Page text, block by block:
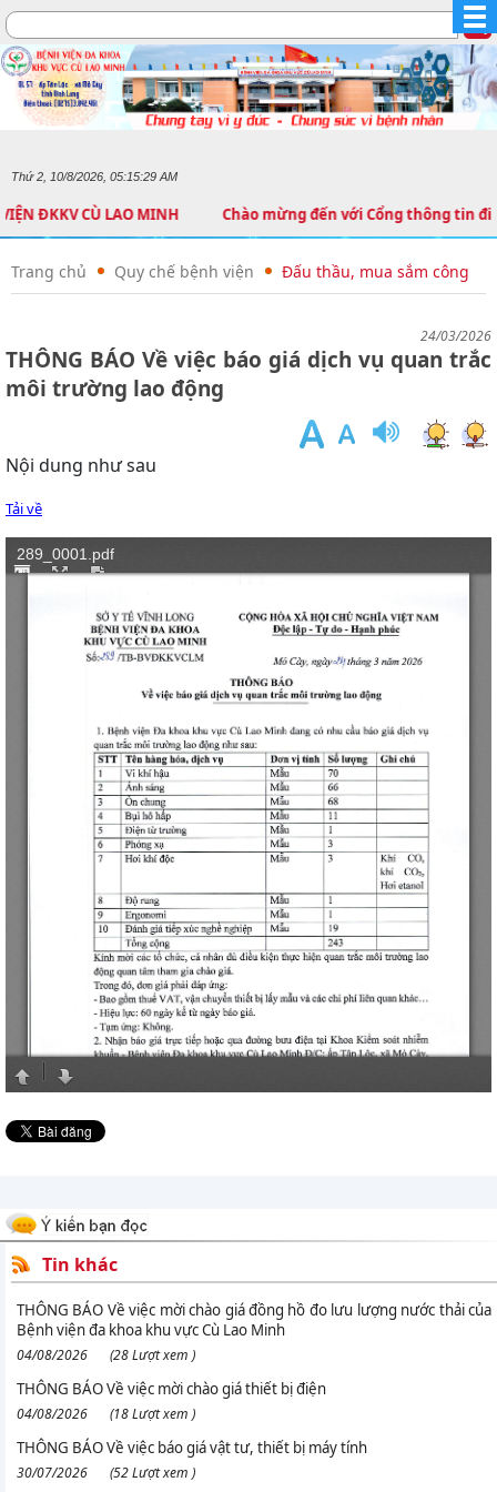
Thứ 2, 10/8/2026, 05:15:30 AM
ĐKKV CÙ LAO MINH Chào mừng đến với Cổng thông tin điện
Trang chủ Quy chế bệnh viện Đấu thầu, mua sắm công
24/03/2026
THÔNG BÁO Về việc báo giá dịch vụ quan trắc
môi trường lao động
Nội dung như sau
Tải về
Tin khác
THÔNG BÁO Về việc mời chào giá đồng hồ đo lưu lượng nước thải của
Bệnh viện đa khoa khu vực Cù Lao Minh
04/08/2026 (28 Lượt xem )
THÔNG BÁO Về việc mời chào giá thiết bị điện
04/08/2026 (18 Lượt xem )
THÔNG BÁO Về việc báo giá vật tư, thiết bị máy tính
30/07/2026 (52 Lượt xem )